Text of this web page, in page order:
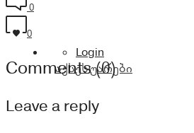
Login
აქსესუარები
0
0
Comments (0)
Leave a reply